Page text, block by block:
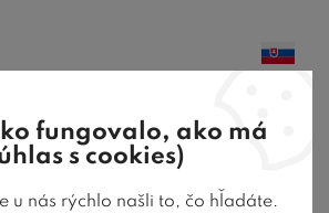
fungovalo, ako má
s cookies)
u nás rýchlo našli to, čo hľadáte.